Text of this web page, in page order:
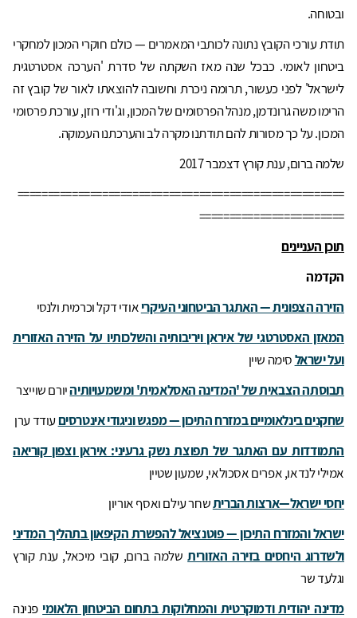
ובטוחה.
תודת עורכי הקובץ נתונה לכותבי המאמרים — כולם חוקרי המכון למחקרי
ביטחון לאומי. כבכל שנה מאז השקתה של סדרת 'הערכה אסטרטגית
לישראל' לפני כעשור, תרומה ניכרת וחשובה להוצאתו לאור של קובץ זה
הרימו משה גרונדמן, מנהל הפרסומים של המכון, וג'ודי רוזן, עורכת פרסומי
המכון. על כך מסורות להם תודתנו מקרה לב והערכתנו העמוקה.
שלמה ברום, ענת קורץדצמבר 2017
======================================================
========================
תוכן העניינים
הקדמה
הזירה הצפונית — האתגר הביטחוני העיקריאודי דקל וכרמית ולנסי
המאזן האסטרטגי של איראן ויריבותיה והשלכותיו על הזירה האזורית
ועל ישראלסימה שיין
תבוסתה הצבאית של 'המדינה האסלאמית' ומשמעויותיהיורם שוייצר
שחקנים בינלאומיים במזרח התיכון — מפגש וניגודי אינטרסיםעודד ערן
התמודדות עם האתגר של תפוצת נשק גרעיני: איראן וצפון קוריאה
אמילי לנדאו, אפרים אסכולאי, שמעון שטיין
יחסי ישראל—ארצות הבריתשחר עילם ואסף אוריון
ישראל והמזרח התיכון — פוטנציאל להפשרת הקיפאון בתהליך המדיני
ולשדרוג היחסים בזירה האזוריתשלמה ברום, קובי מיכאל, ענת קורץ
וגלעד שר
מדינה יהודית ודמוקרטית והמחלוקות בתחום הביטחון הלאומיפנינה